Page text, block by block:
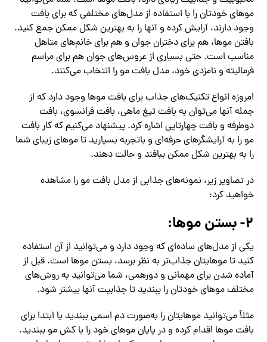
موهای خودتان را با استفاده از مدل‌های مختلفی که برای بافت
وجود دارند، آرایش‌ کرده و آنها را به بهترین شکل ممکن جمع کنید.
بافتن موها، هم برای دختران جوان و هم برای خانم‌های متاهل
مناسب است. حتی بسیاری از عروس‌های جوان هم برای مراسم
فرمالیته و نامزدی خود، مدل بافت مو را انتخاب می‌کنند.
امروزه انواع تکنیک‌های جذاب برای بافت موها وجود دارد که از
جمله آنها می‌توان به بافت تیغ ماهی، بافت فرانسوی، بافت
دوطرفه و بافت چهارتایی اشاره کرد. پیشنهاد می‌کنیم که کار بافت
مو را به آرایشگرهای حرفه‌ای و باتجربه بسپارید تا موهای زیبای شما
را به بهترین شکل ممکن ببافند و حالت دهند.
در تصاویر زیر، نمونه‌های جذابی از مدل بافت مو را مشاهده
خواهید کرد:
۲- بستن موها:
یکی از مدل‌های ساده‌ای که وجود دارد و می‌توانید از آن استفاده
کنید تا موهایتان جذاب‌تر به نظر برسد، بستن موها است. قبل از
آماده شدن برای مهمانی و دورهمی، شما می‌توانید به روش‌های
مختلف موهای خودتان را ببندید تا جذابیت آنها بیشتر شود.
مثلاً می‌توانید موهایتان را به‌صورت دم اسمی ببندید یا ابتدا برای
بافت موها اقدام کرده و در پایان موهای خود را با کش مو ببندید.